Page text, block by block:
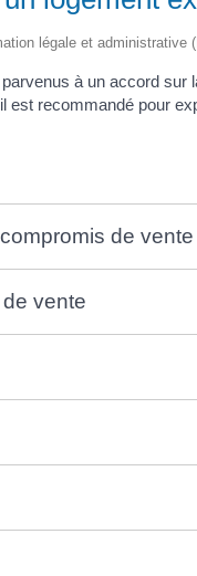
légale et administrative
à un accord
est recommandé pour
de vente
vente